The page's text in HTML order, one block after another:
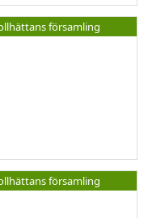
församling
församling